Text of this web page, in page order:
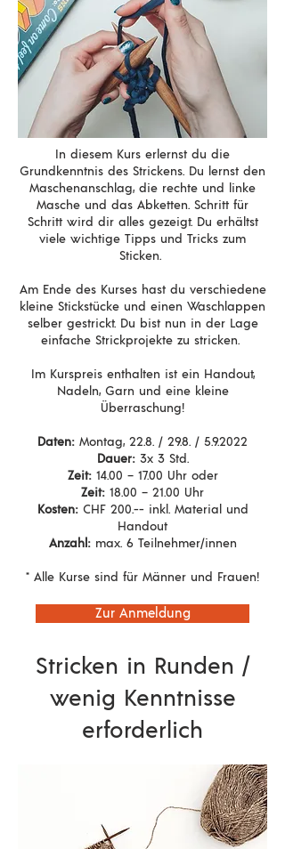
In diesem Kurs erlernst du die
Grundkenntnis des Strickens. Du lernst den
Maschenanschlag, die rechte und linke
Masche und das Abketten. Schritt für
Schritt wird dir alles gezeigt. Du erhältst
viele wichtige Tipps und Tricks zum
Sticken.
Am Ende des Kurses hast du verschiedene
kleine Stickstücke und einen Waschlappen
selber gestrickt. Du bist nun in der Lage
einfache Strickprojekte zu stricken.
Im Kurspreis enthalten ist ein Handout,
Nadeln, Garn und eine kleine
Überraschung!
Daten: Montag, 22.8. / 29.8. / 5.9.2022
Dauer:3x 3 Std.
Zeit:14.00 – 17.00 Uhr oder
Zeit: 18.00 – 21.00 Uhr
Kosten:CHF 200.-- inkl. Material und
Handout
Anzahl:max. 6 Teilnehmer/innen
* Alle Kurse sind für Männer und Frauen!
Zur Anmeldung
Stricken in Runden /
wenig Kenntnisse
erforderlich